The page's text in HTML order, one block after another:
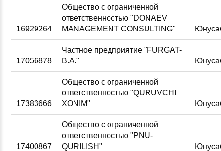
16929264
Общество с ограниченной
ответственностью "DONAEV
MANAGEMENT CONSULTING"
17056878
Частное предприятие "FURGAT-
B.А."
17383666
Общество с ограниченной
ответственностью "QURUVCHI
XONIM"
17400867
Общество с ограниченной
ответственностью "PNU-
QURILISH"